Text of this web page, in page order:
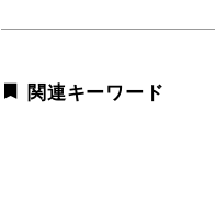
関連キーワード